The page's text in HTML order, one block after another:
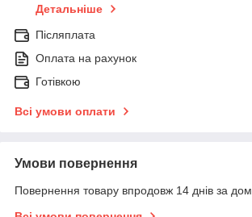
Детальніше
Післяплата
Оплата на рахунок
Готівкою
Всі умови оплати
Умови повернення
Повернення товару впродовж 14 днів за